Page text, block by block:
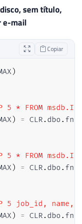
sem título,
e-mail
Copiar
)
5 * FROM
) = CLR. dbo .
5 * FROM
) = CLR. dbo .
5 job_id, name,
) = CLR. dbo .